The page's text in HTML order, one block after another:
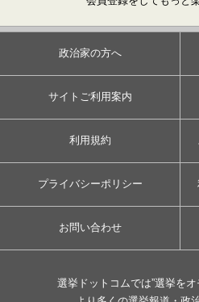
政治家の方へ
サイトご利用案内
利用規約
プライバシーポリシー
お問い合わせ
選挙ドットコムでは”選挙をオ